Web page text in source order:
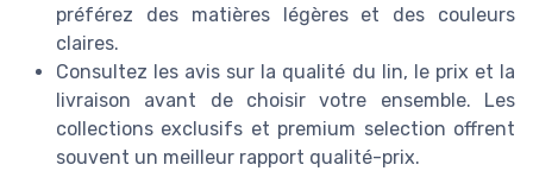
préférez des matières légères et des couleurs
claires.
Consultez les avis sur la qualité du lin, le prix et la
livraison avant de choisir votre ensemble. Les
collections exclusifs et premium selection offrent
souvent un meilleur rapport qualité-prix.